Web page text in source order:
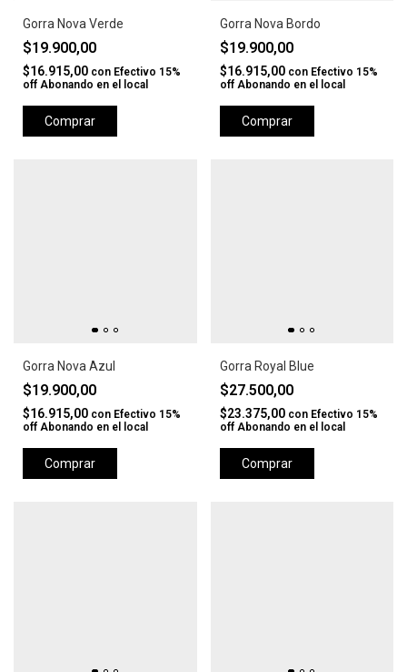
Gorra Nova Verde
$19.900,00
$16.915,00 con Efectivo 15%
off Abonando en el local
Comprar
Gorra Nova Bordo
$19.900,00
$16.915,00 con Efectivo 15%
off Abonando en el local
Comprar
Gorra Nova Azul
$19.900,00
$16.915,00 con Efectivo 15%
off Abonando en el local
Comprar
Gorra Royal Blue
$27.500,00
$23.375,00 con Efectivo 15%
off Abonando en el local
Comprar